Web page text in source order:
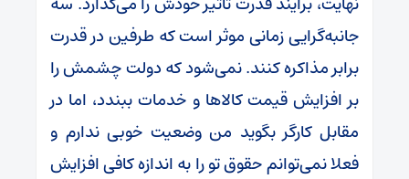
جانبه‌گرایی زمانی موثر است که طرفین در قدرت
برابر مذاکره کنند. نمی‌شود که دولت چشمش را
بر افزایش قیمت کالاها و خدمات ببندد، اما در
مقابل کارگر بگوید من وضعیت خوبی ندارم و
فعلا نمی‌توانم حقوق تو را به اندازه کافی افزایش